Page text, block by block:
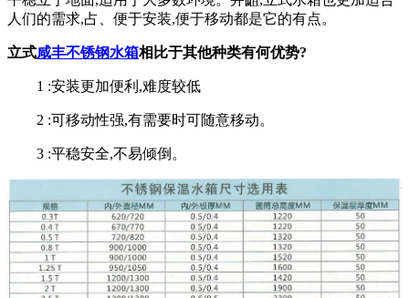
人们的需求,占、便于安装,便于移动都是它的有点。
立式咸丰不锈钢水箱相比于其他种类有何优势?
1 :安装更加便利,难度较低
2 :可移动性强,有需要时可随意移动。
3 :平稳安全,不易倾倒。